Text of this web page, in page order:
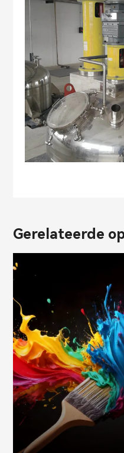
Gerelateerde